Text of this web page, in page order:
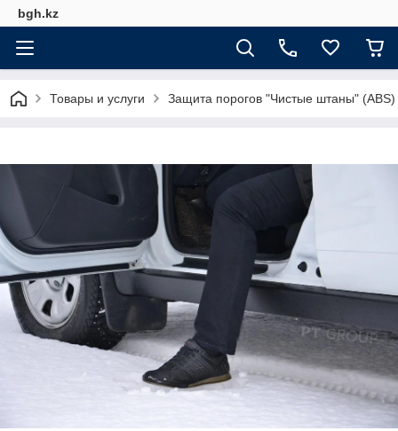
bgh.kz
Товары и услуги Защита порогов "Чистые штаны"